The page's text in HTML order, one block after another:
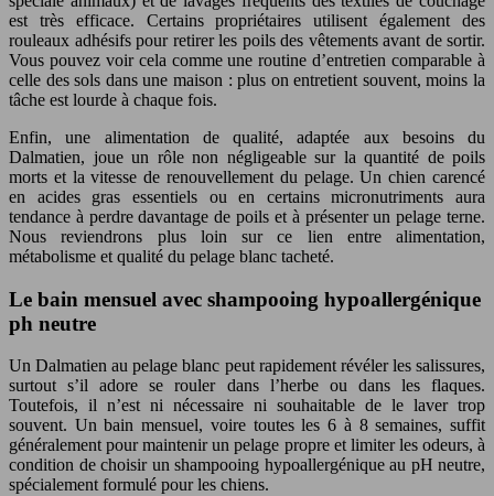
est très efficace. Certains propriétaires utilisent également des
rouleaux adhésifs pour retirer les poils des vêtements avant de sortir.
Vous pouvez voir cela comme une routine d’entretien comparable à
celle des sols dans une maison : plus on entretient souvent, moins la
tâche est lourde à chaque fois.
Enfin, une alimentation de qualité, adaptée aux besoins du
Dalmatien, joue un rôle non négligeable sur la quantité de poils
morts et la vitesse de renouvellement du pelage. Un chien carencé
en acides gras essentiels ou en certains micronutriments aura
tendance à perdre davantage de poils et à présenter un pelage terne.
Nous reviendrons plus loin sur ce lien entre alimentation,
métabolisme et qualité du pelage blanc tacheté.
Le bain mensuel avec shampooing hypoallergénique
ph neutre
Un Dalmatien au pelage blanc peut rapidement révéler les salissures,
surtout s’il adore se rouler dans l’herbe ou dans les flaques.
Toutefois, il n’est ni nécessaire ni souhaitable de le laver trop
souvent. Un bain mensuel, voire toutes les 6 à 8 semaines, suffit
généralement pour maintenir un pelage propre et limiter les odeurs, à
condition de choisir un shampooing hypoallergénique au pH neutre,
spécialement formulé pour les chiens.